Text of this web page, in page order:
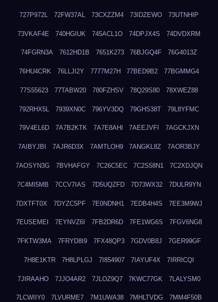
727P972L 72FW37AL 73CXZZM4 73IDZEWO 73UTNHIP
73VKAF4E 740HGIUK 745ACL1O 74DPJX4S 74DVDXRM
74FGRN3A 7612HD1B 7651K273 76BJGQ4F 76G4013Z
76HU4CRK 76LLJI2Y 7777M27H 77BED9B2 77BGMMG4
77S55623 77TABW20 780FZHSV 78Q29S80 78XWEZ88
792RHX5L 7939XN0C 796YV3DQ 79GHS38T 79L8YFMC
79V4EL6D 7A7B2KTK 7A7E8AHI 7AEEJVFI 7AGCKJXN
7AIBYJBI 7AJR6D3X 7AMTLOH9 7ANGKL8Z 7AOR3BJY
7AOSYN3G 7BVHAFGY 7C26C5EC 7C2S58N1 7C2XDJQN
7C4MI5MB 7CCV7IAS 7D5UQZFD 7D73WX32 7DULR9YN
7DXTFT0X 7DYZC5PF 7E0NDNH1 7EDB4H4S 7EE3M9WJ
7EUSEMEI 7EYNVZ6I 7FB2DR6D 7FE1WG6S 7FGV6NG8
7FKTW3MA 7FRYD8I9 7FX48QP3 7GDV0B8J 7GER99GF
7H8E1KTR 7H8LPLGJ 7I854907 7IAYUF4X 7IRRICQI
7JIRAAHO 7JJO4AR2 7JLOZ9Q7 7KWC77GK 7LALYSM0
7LCWIIY0 7LVURME7 7M1UWA38 7MHLTVDG 7MM4F50B